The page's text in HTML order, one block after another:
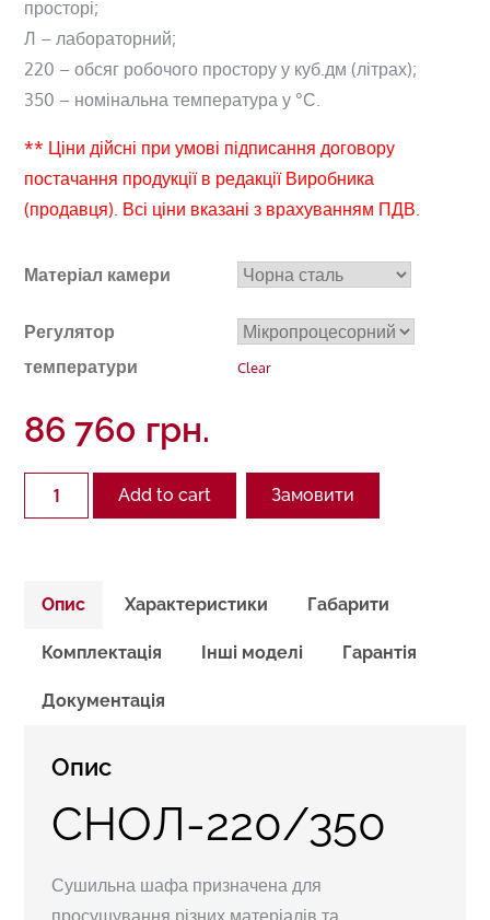
просторі;
Л – лабораторний;
220 – обсяг робочого простору у куб.дм (літрах);
350 – номінальна температура у °С.
** Ціни дійсні при умові підписання договору
постачання продукції в редакції Виробника
(продавця). Всі ціни вказані з врахуванням ПДВ.
Матеріал камери
Регулятор
температури
Clear
86 760 грн.
Quantity Add to cart Замовити
Опис Характеристики Габарити
Комплектація Інші моделі Гарантія
Документація
Опис
СНОЛ-220/350
Сушильна шафа призначена для
просушування різних матеріалів та